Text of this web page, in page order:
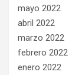
mayo 2022
abril 2022
marzo 2022
febrero 2022
enero 2022